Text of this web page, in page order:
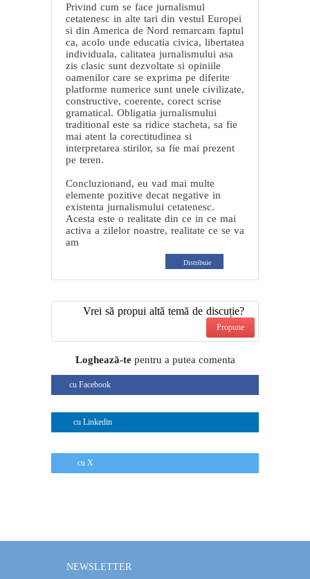
Privind cum se face jurnalismul
cetatenesc in alte tari din vestul Europei
si din America de Nord remarcam faptul
ca, acolo unde educatia civica, libertatea
individuala, calitatea jurnalismului asa
zis clasic sunt dezvoltate si opiniile
oamenilor care se exprima pe diferite
platforme numerice sunt unele civilizate,
constructive, coerente, corect scrise
gramatical. Obligatia jurnalismului
traditional este sa ridice stacheta, sa fie
mai atent la corectitudinea si
interpretarea stirilor, sa fie mai prezent
pe teren.
Concluzionand, eu vad mai multe
elemente pozitive decat negative in
existenta jurnalismului cetatenesc.
Acesta este o realitate din ce in ce mai
activa a zilelor noastre, realitate ce se va
am
Distribuie
Vrei să propui altă temă de discuție?
Propune
Loghează-tepentru a putea comenta
cu Facebook
cu Linkedin
cu X
NEWSLETTER